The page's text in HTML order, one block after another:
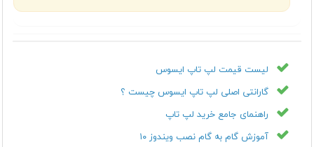
لیست قیمت لپ تاپ ایسوس
گارانتی اصلی لپ تاپ ایسوس چیست ؟
راهنمای جامع خرید لپ تاپ
آموزش گام به گام نصب ویندوز ۱۰